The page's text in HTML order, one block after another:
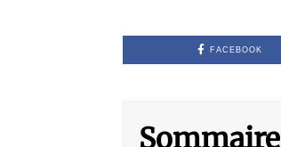
FACEBOOK
Sommaire